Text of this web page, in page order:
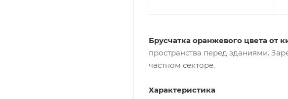
Брусчатка оранжевого цвета от
пространства перед зданиями.
частном секторе.
Характеристика